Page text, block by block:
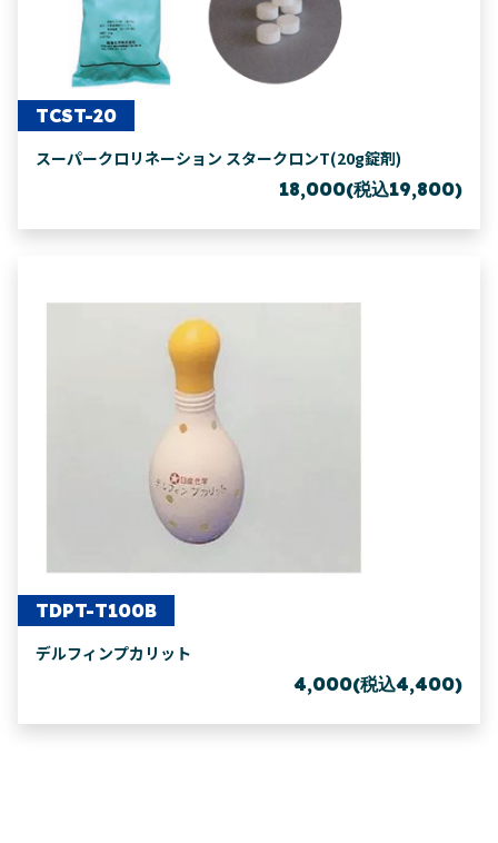
TCST-20
スーパークロリネーション スタークロンT(20g錠剤)
18,000(税込19,800)
TDPT-T100B
デルフィンプカリット
4,000(税込4,400)